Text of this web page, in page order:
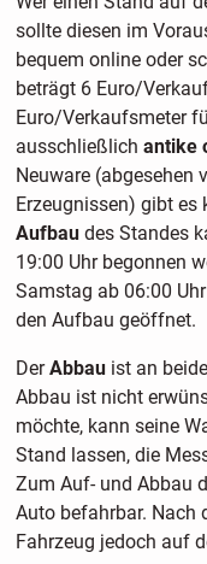
sollte diesen im
bequem online oder
beträgt 6 Euro/
Euro/Verkaufsmeter
ausschließlich antike
Neuware (abgesehen
Erzeugnissen) gibt es
Aufbau des Standes
19:00 Uhr begonnen
Samstag ab 06:00
den Aufbau geöffnet.
DerAbbau ist an
Abbau ist nicht
möchte, kann seine
Stand lassen, die
Zum Auf- und Abbau
Auto befahrbar. Nach
Fahrzeug jedoch auf